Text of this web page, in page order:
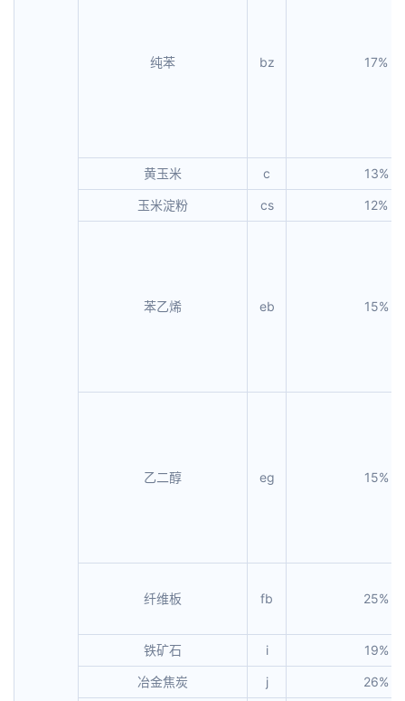
纯苯 bz 17%
黄玉米 c 13%
玉米淀粉 cs 12%
苯乙烯 eb 15%
乙二醇 eg 15%
纤维板 fb 25%
铁矿石 i 19%
冶金焦炭 j 26%